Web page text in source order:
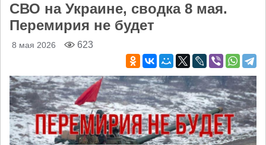
СВО на Украине, сводка 8 мая.
Перемирия не будет
8 мая 2026 623